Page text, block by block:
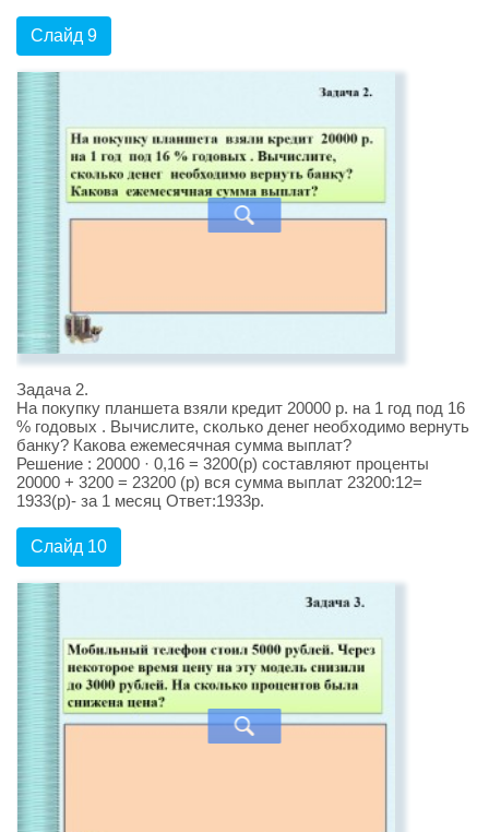
Слайд 9
Задача 2.
На покупку планшета взяли кредит 20000 р. на 1 год под 16
% годовых . Вычислите, сколько денег необходимо вернуть
банку? Какова ежемесячная сумма выплат?
Решение : 20000 · 0,16 = 3200(р) составляют проценты
20000 + 3200 = 23200 (р) вся сумма выплат 23200:12=
1933(р)- за 1 месяц Ответ:1933р.
Слайд 10